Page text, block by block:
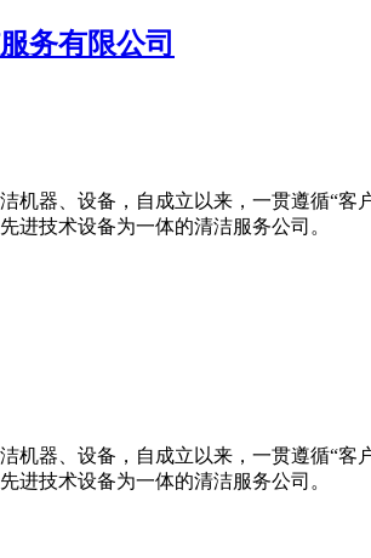
机器、设备，自成立以来，一贯遵循“
进技术设备为一体的清洁服务公司。
机器、设备，自成立以来，一贯遵循“
进技术设备为一体的清洁服务公司。